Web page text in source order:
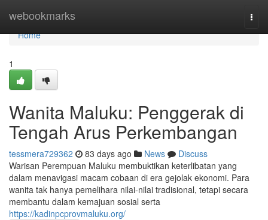
webookmarks
Home
Home
1
Wanita Maluku: Penggerak di
Tengah Arus Perkembangan
tessmera729362 83 days ago News
Discuss
Warisan Perempuan Maluku membuktikan keterlibatan yang
dalam menavigasi macam cobaan di era gejolak ekonomi. Para
wanita tak hanya pemelihara nilai-nilai tradisional, tetapi secara
membantu dalam kemajuan sosial serta
https://kadinpcprovmaluku.org/